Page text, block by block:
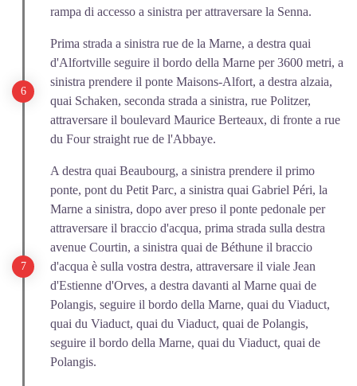
rampa di accesso a sinistra per attraversare la Senna.
Prima strada a sinistra rue de la Marne, a destra quai
d'Alfortville seguire il bordo della Marne per 3600 metri, a
sinistra prendere il ponte Maisons-Alfort, a destra alzaia,
quai Schaken, seconda strada a sinistra, rue Politzer,
attraversare il boulevard Maurice Berteaux, di fronte a rue
du Four straight rue de l'Abbaye.
A destra quai Beaubourg, a sinistra prendere il primo
ponte, pont du Petit Parc, a sinistra quai Gabriel Péri, la
Marne a sinistra, dopo aver preso il ponte pedonale per
attraversare il braccio d'acqua, prima strada sulla destra
avenue Courtin, a sinistra quai de Béthune il braccio
d'acqua è sulla vostra destra, attraversare il viale Jean
d'Estienne d'Orves, a destra davanti al Marne quai de
Polangis, seguire il bordo della Marne, quai du Viaduct,
quai du Viaduct, quai du Viaduct, quai de Polangis,
seguire il bordo della Marne, quai du Viaduct, quai de
Polangis.